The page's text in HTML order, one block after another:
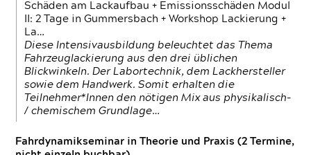
Schäden am Lackaufbau + Emissionsschäden Modul
II: 2 Tage in Gummersbach + Workshop Lackierung +
La…
Diese Intensivausbildung beleuchtet das Thema
Fahrzeuglackierung aus den drei üblichen
Blickwinkeln. Der Labortechnik, dem Lackhersteller
sowie dem Handwerk. Somit erhalten die
Teilnehmer*Innen den nötigen Mix aus physikalisch-
/ chemischem Grundlage…
Fahrdynamikseminar in Theorie und Praxis (2 Termine,